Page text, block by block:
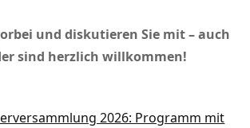
und diskutieren Sie mit – auch
sind herzlich willkommen!
2026: Programm mit